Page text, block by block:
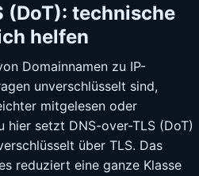
(DoT): technische
helfen
Domainnamen zu IP-
unverschlüsselt sind,
mitgelesen oder
hier setzt DNS-over-TLS (DoT)
über TLS. Das
reduziert eine ganze Klasse